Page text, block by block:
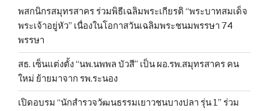
พสกนิกรสมุทรสาคร ร่วมพิธีเฉลิมพระเกียรติ “พระบาทสมเด็จ
พระเจ้าอยู่หัว” เนื่องในโอกาสวันเฉลิมพระชนมพรรษา 74
พรรษา
สธ. เซ็นแต่งตั้ง “นพ.นพพล บัวสี” เป็น ผอ.รพ.สมุทรสาคร คน
ใหม่ ย้ายมาจาก รพ.ระนอง
เปิดอบรม “นักสำรวจวัฒนธรรมเยาวชนบางปลา รุ่น 1” ร่วม